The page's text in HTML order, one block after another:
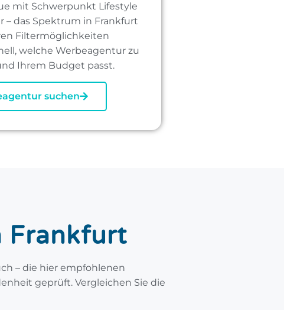
mit Schwerpunkt Lifestyle
– das Spektrum in Frankfurt
Filtermöglichkeiten
welche Werbeagentur zu
Ihrem Budget passt.
suchen
Frankfurt
– die hier empfohlenen
geprüft. Vergleichen Sie die